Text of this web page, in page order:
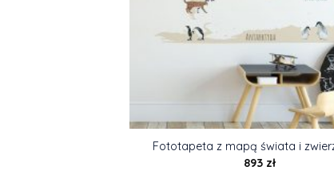
Fototapeta z mapą świata i
893 zł